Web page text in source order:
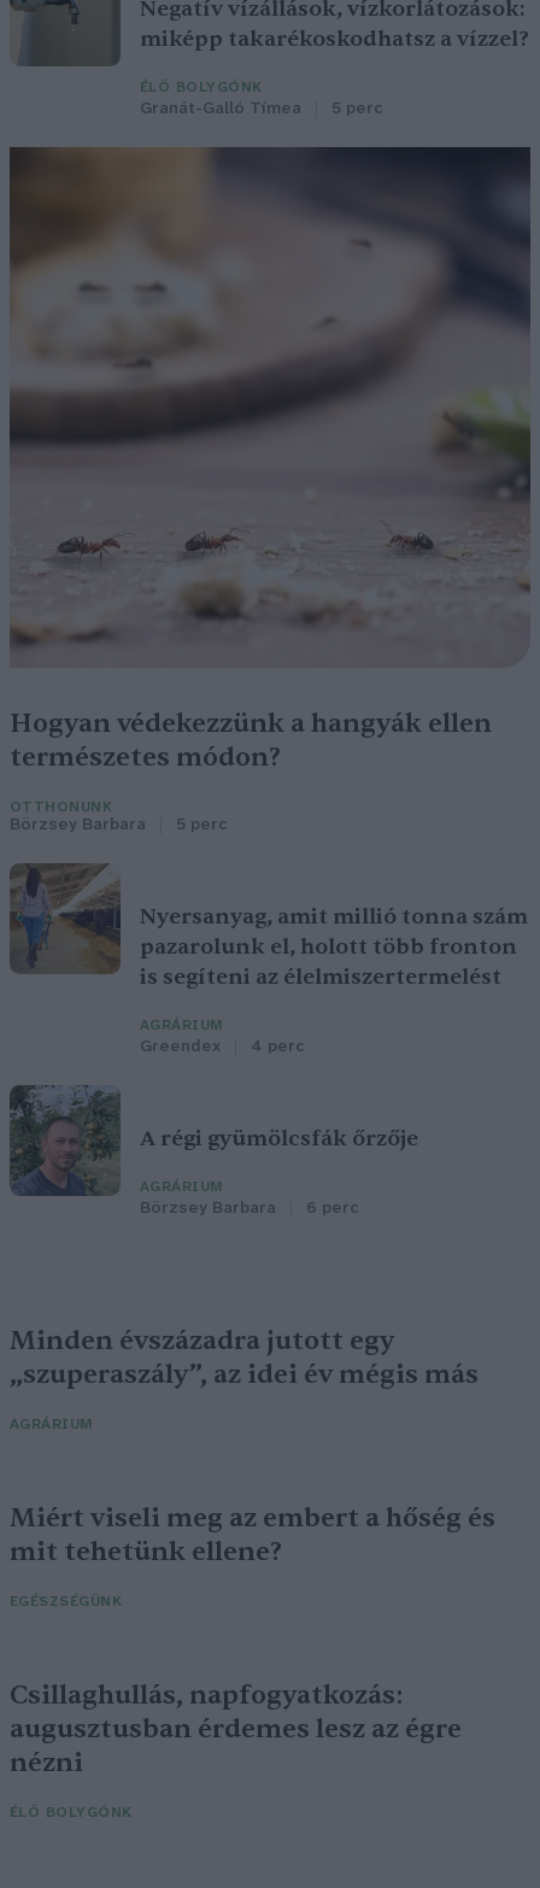
Negatív vízállások, vízkorlátozások:
miképp takarékoskodhatsz a vízzel?
ÉLŐ BOLYGÓNK
Granát-Galló Tímea 5 perc
Hogyan védekezzünk a hangyák ellen
természetes módon?
OTTHONUNK
Börzsey Barbara 5 perc
Nyersanyag, amit millió tonna szám
pazarolunk el, holott több fronton
is segíteni az élelmiszertermelést
AGRÁRIUM
Greendex 4 perc
A régi gyümölcsfák őrzője
AGRÁRIUM
Börzsey Barbara 6 perc
Minden évszázadra jutott egy
„szuperaszály”, az idei év mégis más
AGRÁRIUM
Miért viseli meg az embert a hőség és
mit tehetünk ellene?
EGÉSZSÉGÜNK
Csillaghullás, napfogyatkozás:
augusztusban érdemes lesz az égre
nézni
ÉLŐ BOLYGÓNK